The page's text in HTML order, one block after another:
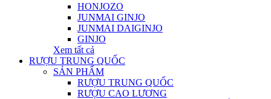
HONJOZO
JUNMAI GINJO
JUNMAI DAIGINJO
GINJO
Xem tất cả
RƯỢU TRUNG QUỐC
SẢN PHẨM
RƯỢU TRUNG QUỐC
RƯỢU CAO LƯƠNG